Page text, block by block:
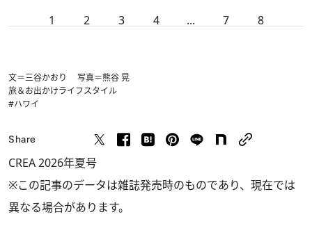
1 2 3 4 ... 7 8
文＝三谷かおり 写真＝熊谷 晃
旅＆お出かけライフスタイル
#ハワイ
Share
CREA 2026年夏号
※この記事のデータは雑誌発売時のものであり、現在では
異なる場合があります。